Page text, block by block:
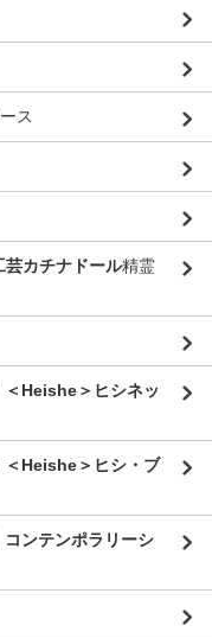
ス
カチナドール精霊
＜Heishe＞ヒシネッ
＜Heishe＞ヒシ・ブ
ンテンポラリーシ